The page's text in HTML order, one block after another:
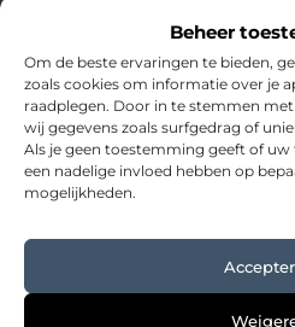
Beheer
Om de beste ervaringen te bieden,
zoals cookies om informatie over je
raadplegen. Door in te stemmen
wij gegevens zoals surfgedrag of
Als je geen toestemming geeft of
een nadelige invloed hebben op
mogelijkheden.
Over Hostingplaneet
Jouw bron voor inspiratie en
dagelijks leven.
Verken een uitgebreide collectie
waardevolle adviezen en
optimaal te benutten.